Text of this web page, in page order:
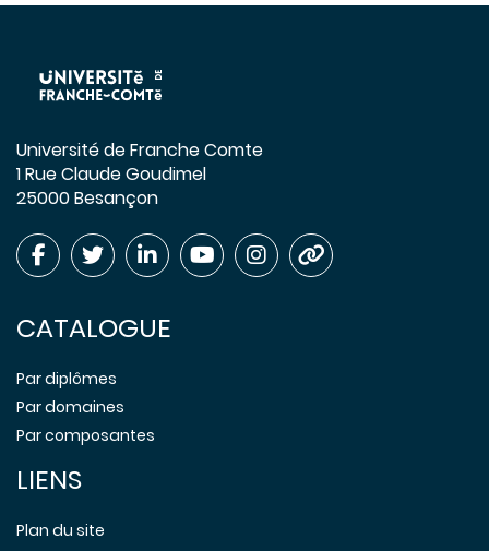
Université de Franche Comte
1 Rue Claude Goudimel
25000 Besançon
CATALOGUE
Par diplômes
Par domaines
Par composantes
LIENS
Plan du site